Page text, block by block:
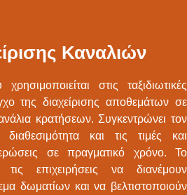
Καναλιών
στις ταξιδιωτικές
της διαχείρισης αποθεμάτων σε
κρατήσεων. Συγκεντρώνει τον
και τις τιμές και
σε πραγματικό χρόνο. Το
επιχειρήσεις να διανέμουν
δωματίων και να βελτιστοποιούν